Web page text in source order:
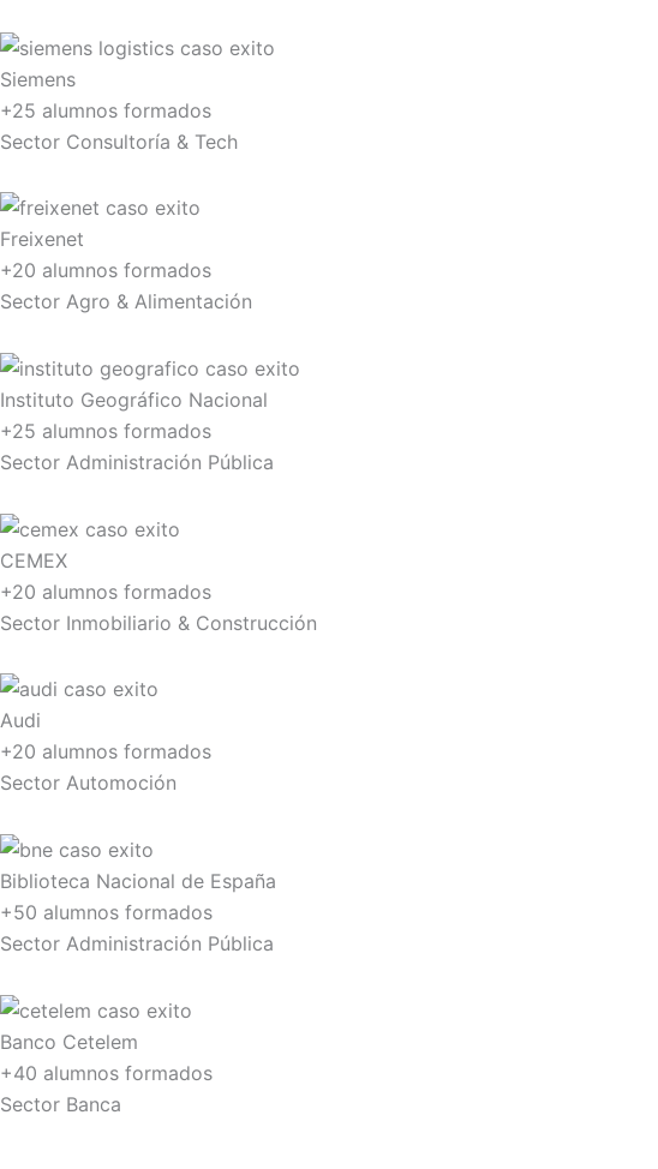
Siemens
+25 alumnos formados
Sector Consultoría & Tech
Freixenet
+20 alumnos formados
Sector Agro & Alimentación
Instituto Geográfico Nacional
+25 alumnos formados
Sector Administración Pública
CEMEX
+20 alumnos formados
Sector Inmobiliario & Construcción
Audi
+20 alumnos formados
Sector Automoción
Biblioteca Nacional de España
+50 alumnos formados
Sector Administración Pública
Banco Cetelem
+40 alumnos formados
Sector Banca